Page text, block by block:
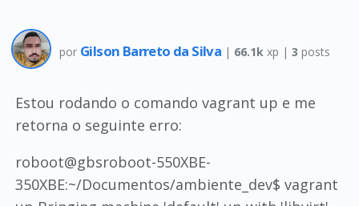
por Gilson Barreto da Silva | 66.1k xp | 3 posts
Estou rodando o comando vagrant up e me
retorna o seguinte erro:
roboot@gbsroboot-550XBE-
350XBE:~/Documentos/ambiente_dev$ vagrant